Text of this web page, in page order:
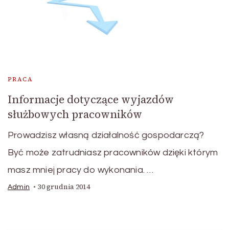
PRACA
Informacje dotyczące wyjazdów
służbowych pracowników
Prowadzisz własną działalność gospodarczą?
Być może zatrudniasz pracowników dzięki którym
masz mniej pracy do wykonania. …
Admin 30 grudnia 2014